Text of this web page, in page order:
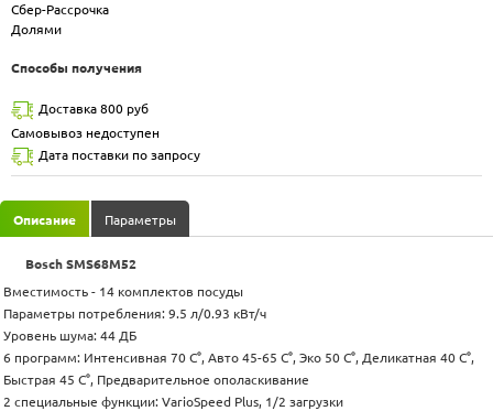
Сбер-Рассрочка
Долями
Способы получения
Доставка 800 руб
Самовывоз недоступен
Дата поставки по запросу
Описание Параметры
Bosch SMS68M52
Вместимость - 14 комплектов посуды
Параметры потребления: 9.5 л/0.93 кВт/ч
Уровень шума: 44 ДБ
6 программ: Интенсивная 70 C°, Авто 45-65 C°, Эко 50 C°, Деликатная 40 C°,
Быстрая 45 C°, Предварительное ополаскивание
2 специальные функции: VarioSpeed Plus, 1/2 загрузки